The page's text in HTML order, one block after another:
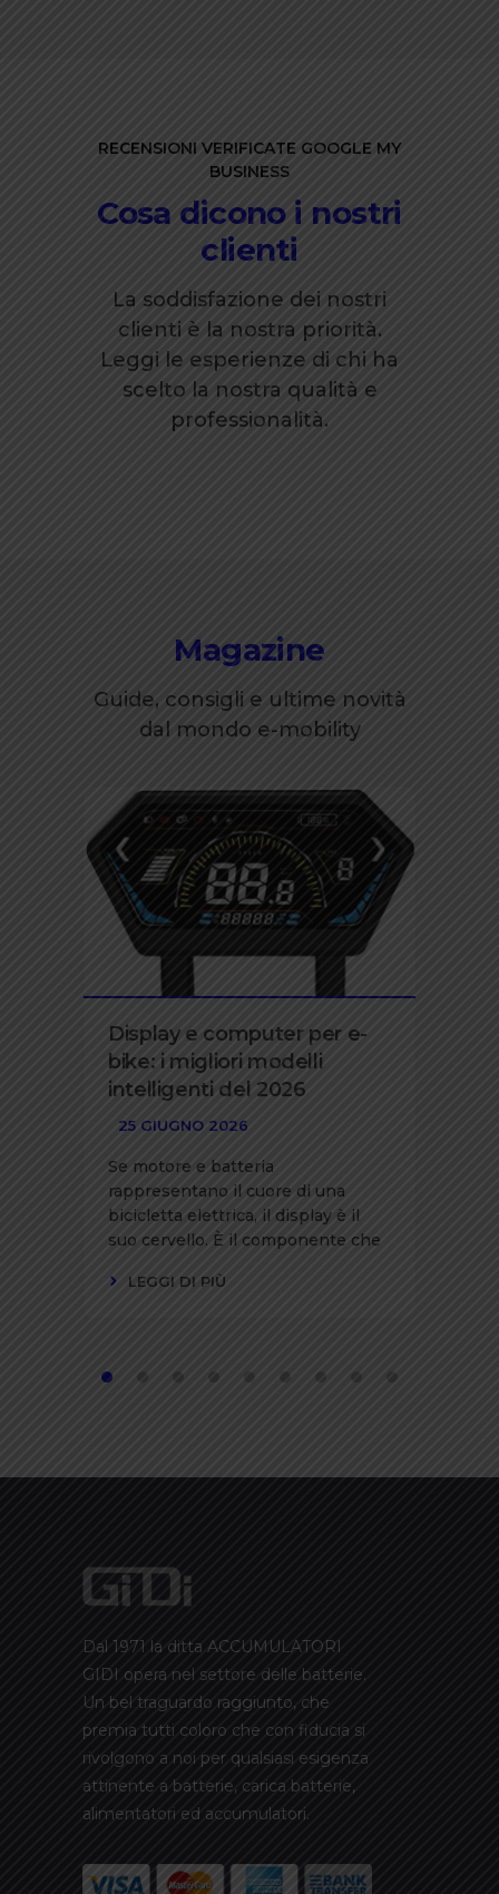
RECENSIONI VERIFICATE GOOGLE MY
BUSINESS
Cosa dicono i nostri
clienti
La soddisfazione dei nostri
clienti è la nostra priorità.
Leggi le esperienze di chi ha
scelto la nostra qualità e
professionalità.
Magazine
Guide, consigli e ultime novità
dal mondo e-mobility
Display e computer per e-
bike: i migliori modelli
intelligenti del 2026
25 GIUGNO 2026
Se motore e batteria
rappresentano il cuore di una
bicicletta elettrica, il display è il
suo cervello. È il componente che
LEGGI DI PIÙ
Dal 1971 la ditta ACCUMULATORI
GIDI opera nel settore delle batterie.
Un bel traguardo raggiunto, che
premia tutti coloro che con fiducia si
rivolgono a noi per qualsiasi esigenza
attinente a batterie, carica batterie,
alimentatori ed accumulatori.